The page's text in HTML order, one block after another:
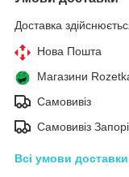
Доставка
Нова Пошта
Магазини
Самовивіз
Самовивіз
Всі умови доставки